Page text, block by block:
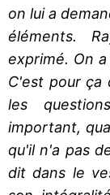
on lui a
éléments.
exprimé. On
C'est pour ça
les
important,
qu'il n'a pas
dit dans le